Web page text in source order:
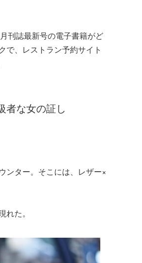
刊誌最新号の電子書籍がど
で、レストラン予約サイト
者な女の証し
ンター。そこには、レザー×
た。